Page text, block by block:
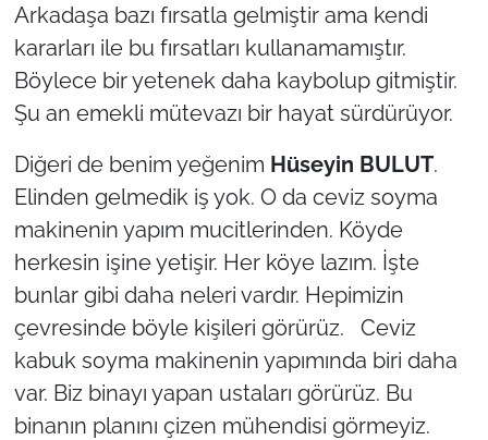
Arkadaşa bazı fırsatla gelmiştir ama kendi
kararları ile bu fırsatları kullanamamıştır.
Böylece bir yetenek daha kaybolup gitmiştir.
Şu an emekli mütevazı bir hayat sürdürüyor.
Diğeri de benim yeğenim Hüseyin BULUT.
Elinden gelmedik iş yok. O da ceviz soyma
makinenin yapım mucitlerinden. Köyde
herkesin işine yetişir. Her köye lazım. İşte
bunlar gibi daha neleri vardır. Hepimizin
çevresinde böyle kişileri görürüz. Ceviz
kabuk soyma makinenin yapımında biri daha
var. Biz binayı yapan ustaları görürüz. Bu
binanın planını çizen mühendisi görmeyiz.